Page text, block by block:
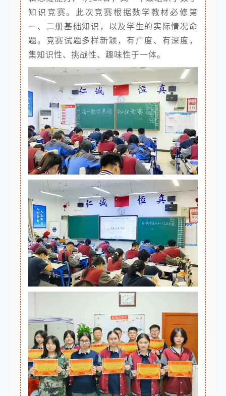
知识竞赛。此次竞赛根据数学教材必修第
一、二册基础知识，以及学生的实际情况命
题。竞赛试题多样新颖，有广度、有深度，
集知识性、挑战性、趣味性于一体。